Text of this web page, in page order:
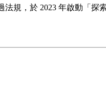
規，於 2023 年啟動「探